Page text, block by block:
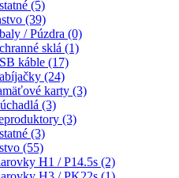
(5)
(39)
/ Púzdra (0)
sklá (1)
káble (17)
(24)
karty (3)
(3)
(3)
(3)
(55)
H1 / P14.5s (2)